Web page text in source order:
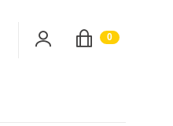
0;